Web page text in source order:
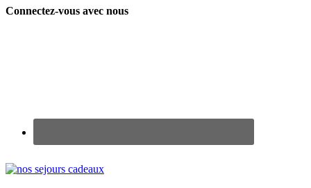
Connectez-vous avec nous